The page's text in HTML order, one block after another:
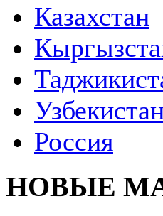
Казахстан
Россия
НОВЫЕ